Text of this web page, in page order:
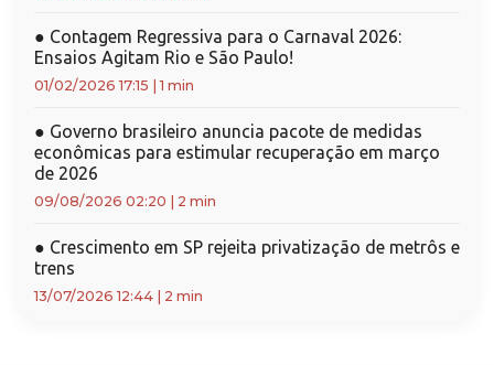
● Contagem Regressiva para o Carnaval 2026:
Ensaios Agitam Rio e São Paulo!
01/02/2026 17:15 |1 min
● Governo brasileiro anuncia pacote de medidas
econômicas para estimular recuperação em março
de 2026
09/08/2026 02:20 2 min
● Crescimento em SP rejeita privatização de metrôs e
trens
13/07/2026 12:44 2 min